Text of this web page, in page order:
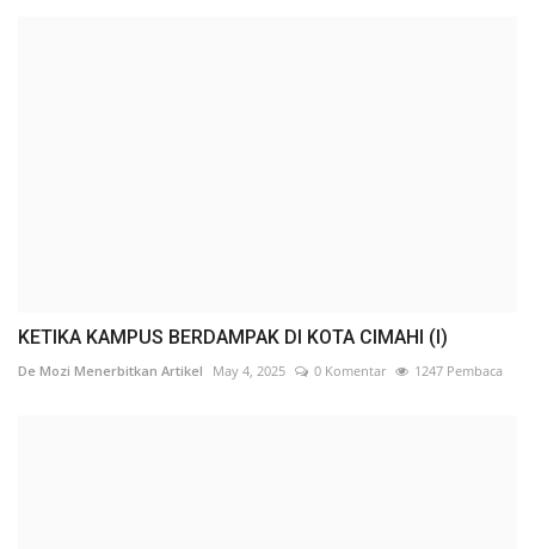
KETIKA KAMPUS BERDAMPAK DI KOTA CIMAHI (I)
De Mozi Menerbitkan Artikel May 4, 2025 0 Komentar 1247 Pembaca